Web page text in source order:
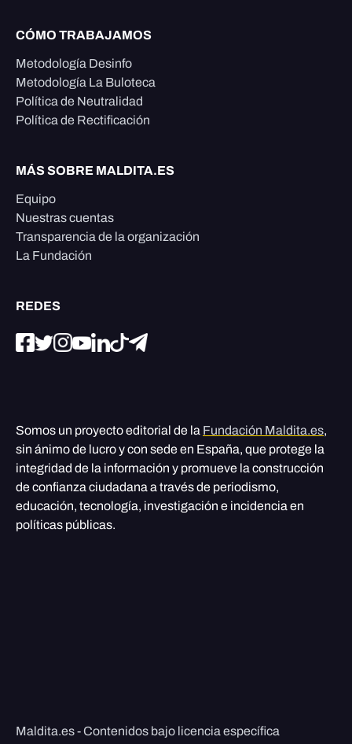
CÓMO TRABAJAMOS
Metodología Desinfo
Metodología La Buloteca
Política de Neutralidad
Política de Rectificación
MÁS SOBRE MALDITA.ES
Equipo
Nuestras cuentas
Transparencia de la organización
La Fundación
REDES
Somos un proyecto editorial de la Fundación Maldita.es,
sin ánimo de lucro y con sede en España, que protege la
integridad de la información y promueve la construcción
de confianza ciudadana a través de periodismo,
educación, tecnología, investigación e incidencia en
políticas públicas.
Maldita.es - Contenidos bajo licencia específica